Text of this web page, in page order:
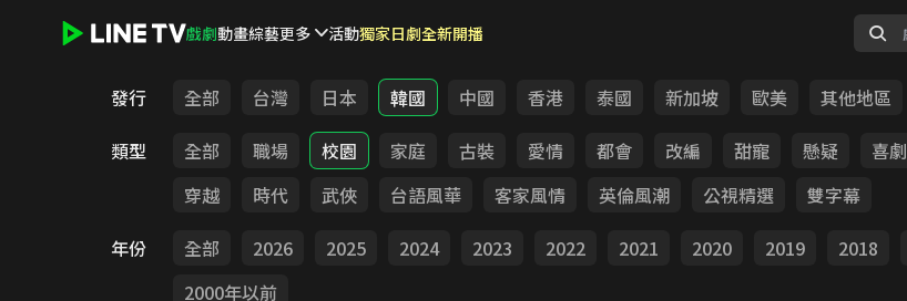
戲劇動畫綜藝更多 活動獨家日劇全新開播
發行 全部 台灣 日本 韓國 中國 香港 泰國 新加坡 歐美
其他地區
類型
全部 職場 校園 家庭 古裝 愛情 都會 改編 甜寵 懸疑 喜劇
穿越
時代 武俠 台語風華 客家風情 英倫風潮 公視精選
雙字幕
年份
全部 2026 2025 2024 2023 2022 2021 2020 2019 2018
2000年以前